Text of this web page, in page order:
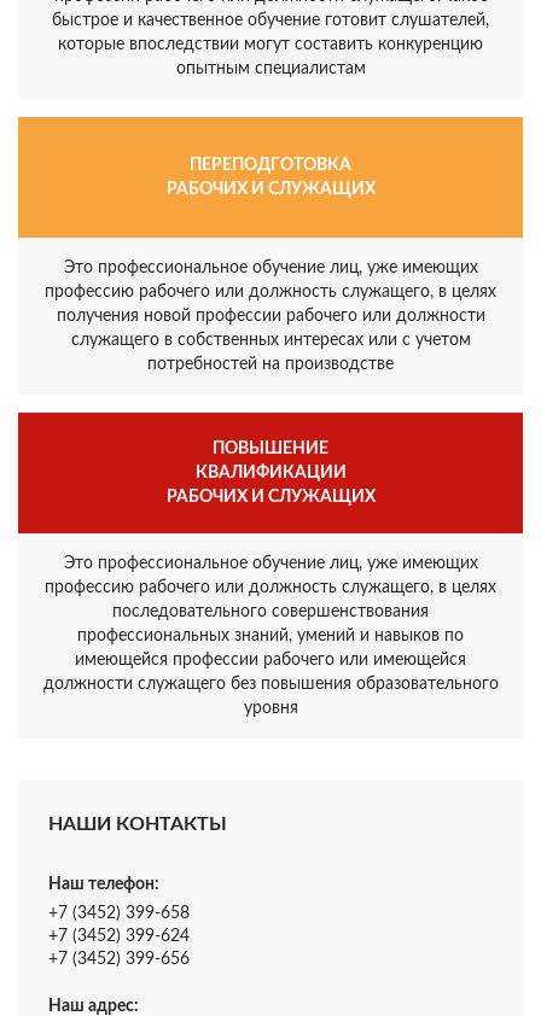
быстрое и качественное обучение готовит слушателей,
которые впоследствии могут составить конкуренцию
опытным специалистам
ПЕРЕПОДГОТОВКА
РАБОЧИХ И СЛУЖАЩИХ
Это профессиональное обучение лиц, уже имеющих
профессию рабочего или должность служащего, в целях
получения новой профессии рабочего или должности
служащего в собственных интересах или с учетом
потребностей на производстве
ПОВЫШЕНИЕ
КВАЛИФИКАЦИИ
РАБОЧИХ И СЛУЖАЩИХ
Это профессиональное обучение лиц, уже имеющих
профессию рабочего или должность служащего, в целях
последовательного совершенствования
профессиональных знаний, умений и навыков по
имеющейся профессии рабочего или имеющейся
должности служащего без повышения образовательного
уровня
НАШИ КОНТАКТЫ
Наш телефон:
+7 (3452) 399-658
+7 (3452) 399-624
+7 (3452) 399-656
Наш адрес: